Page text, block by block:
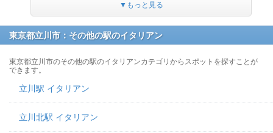
▼もっと見る
東京都立川市：その他の駅のイタリアン
東京都立川市のその他の駅のイタリアンカテゴリからスポットを探すことが
できます。
立川駅 イタリアン
立川北駅 イタリアン